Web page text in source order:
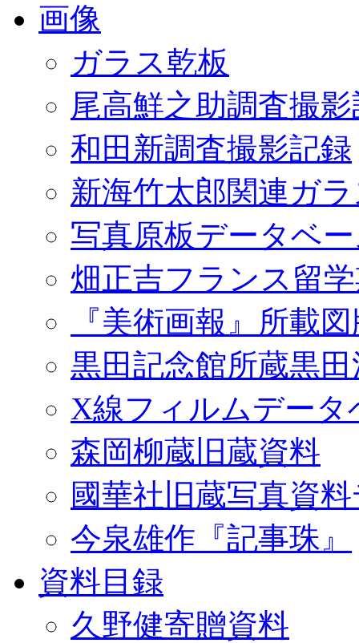
画像
ガラス乾板
尾高鮮之助調査撮
和田新調査撮影記録
新海竹太郎関連ガ
写真原板データベ
畑正吉フランス留
『美術画報』所載
黒田記念館所蔵黒
X線フィルムデータ
森岡柳蔵旧蔵資料
國華社旧蔵写真資
今泉雄作『記事珠』
資料目録
久野健寄贈資料